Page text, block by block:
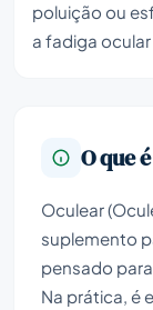
poluição ou
a fadiga
O que
Oculear
suplemento
pensado
Na prática, é